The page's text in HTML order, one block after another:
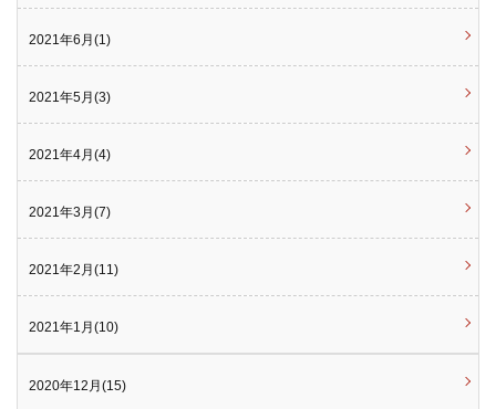
2021年6月(1)
2021年5月(3)
2021年4月(4)
2021年3月(7)
2021年2月(11)
2021年1月(10)
2020年12月(15)